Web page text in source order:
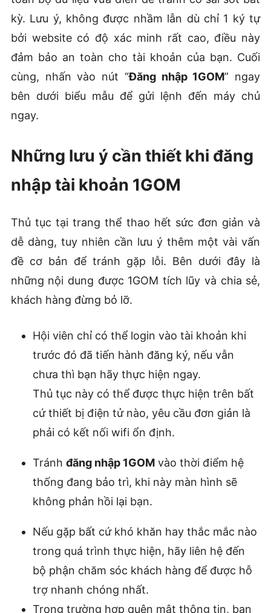
kỳ. Lưu ý, không được nhầm lẫn dù chỉ 1 ký tự
bởi website có độ xác minh rất cao, điều này
đảm bảo an toàn cho tài khoản của bạn. Cuối
cùng, nhấn vào nút “Đăng nhập 1GOM” ngay
bên dưới biểu mẫu để gửi lệnh đến máy chủ
ngay.
Những lưu ý cần thiết khi đăng
nhập tài khoản 1GOM
Thủ tục tại trang thể thao hết sức đơn giản và
dễ dàng, tuy nhiên cần lưu ý thêm một vài vấn
đề cơ bản để tránh gặp lỗi. Bên dưới đây là
những nội dung được 1GOM tích lũy và chia sẻ,
khách hàng đừng bỏ lỡ.
Hội viên chỉ có thể login vào tài khoản khi
trước đó đã tiến hành đăng ký, nếu vẫn
chưa thì bạn hãy thực hiện ngay.
Thủ tục này có thể được thực hiện trên bất
cứ thiết bị điện tử nào, yêu cầu đơn giản là
phải có kết nối wifi ổn định.
Tránh đăng nhập 1GOMvào thời điểm hệ
thống đang bảo trì, khi này màn hình sẽ
không phản hồi lại bạn.
Nếu gặp bất cứ khó khăn hay thắc mắc nào
trong quá trình thực hiện, hãy liên hệ đến
bộ phận chăm sóc khách hàng để được hỗ
trợ nhanh chóng nhất.
Trong trường hợp quên mật thông tin, bạn